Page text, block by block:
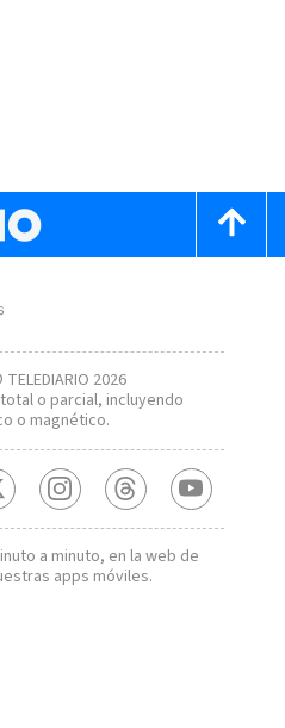
TELEDIARIO 2026
o parcial, incluyendo
o magnético.
a minuto, en la web de
apps móviles.